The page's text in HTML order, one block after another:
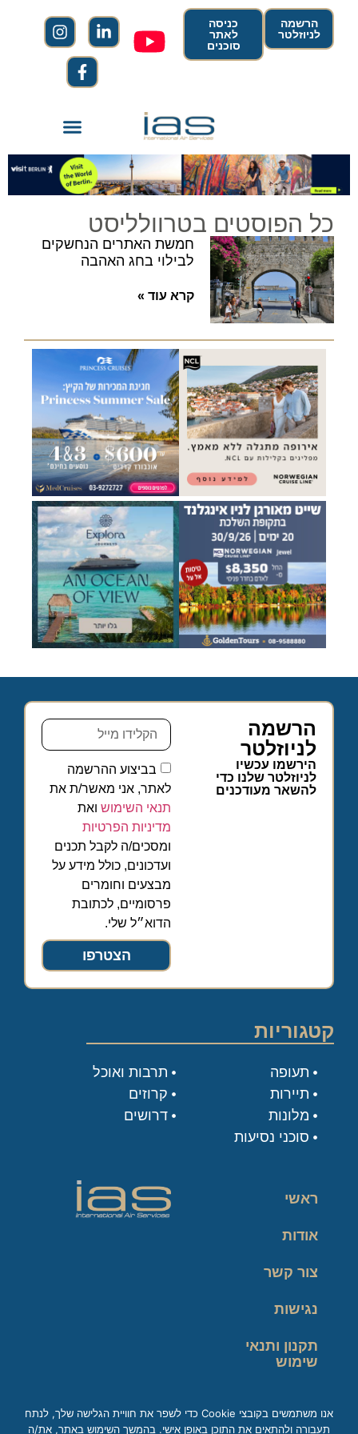
הרשמה
לניוזלטר
כניסה
לאתר
סוכנים
כל הפוסטים בטרוולליסט
חמשת האתרים הנחשקים
לבילוי בחג האהבה
קרא עוד »
הרשמה
לניוזלטר
הירשמו עכשיו
לניוזלטר שלנו כדי
להשאר מעודכנים
בביצוע ההרשמה
לאתר, אני מאשר/ת את
תנאי השימוש ואת
מדיניות הפרטיות
ומסכים/ה לקבל תכנים
ועדכונים, כולל מידע על
מבצעים וחומרים
פרסומיים, לכתובת
הדוא״ל שלי.
הצטרפו
קטגוריות
תעופה
תיירות
מלונות
סוכני נסיעות
תרבות ואוכל
קרוזים
דרושים
ראשי
אודות
צור קשר
נגישות
תקנון ותנאי
שימוש
אנו משתמשים בקובצי Cookie כדי לשפר את חוויית הגלישה שלך, לנתח
תעבורה ולהתאים את התוכן באופן אישי. בהמשך השימוש באתר, את/ה